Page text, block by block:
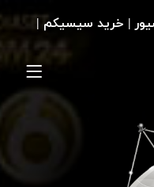
| خرید سیسیکم |